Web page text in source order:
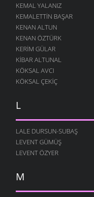
KEMAL YALANIZ
KEMALETTIN BAŞAR
KENAN ALTUN
KENAN ÖZTÜRK
KERIM GÜLAR
KIBAR ALTUNAL
KÖKSAL AVCI
KÖKSAL ÇEKIÇ
L
LALE DURSUN-SUBAŞ
LEVENT GÜMÜŞ
LEVENT ÖZYER
M